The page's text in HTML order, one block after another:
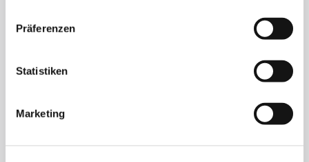
Präferenzen
Statistiken
Marketing
Allgemeine Geschäftsbedingungen
Widerruf
Kontakt